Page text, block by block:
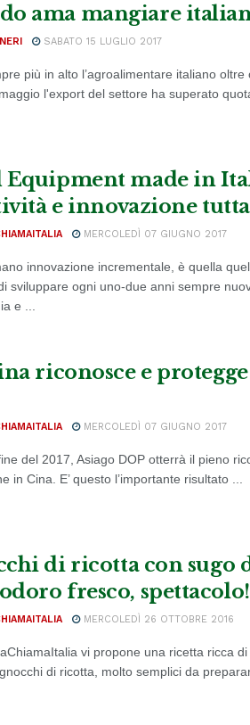
ama mangiare
SABATO 15 LUGLIO 2017
più in alto l’agroalimentare italiano oltre
l'export del settore ha superato quota
Equipment made in
e innovazione
MERCOLEDÌ 07 GIUGNO 2017
innovazione incrementale, è quella
sviluppare ogni uno-due anni sempre
e ...
riconosce e
MERCOLEDÌ 07 GIUGNO 2017
del 2017, Asiago DOP otterrà il pieno
in Cina. E’ questo l’importante risultato ...
di ricotta con sugo
fresco, spettacolo!
MERCOLEDÌ 26 OTTOBRE 2016
vi propone una ricetta ricca di
di ricotta, molto semplici da